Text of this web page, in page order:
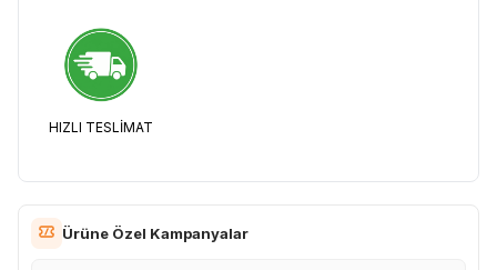
HIZLI TESLİMAT
Ürüne Özel Kampanyalar